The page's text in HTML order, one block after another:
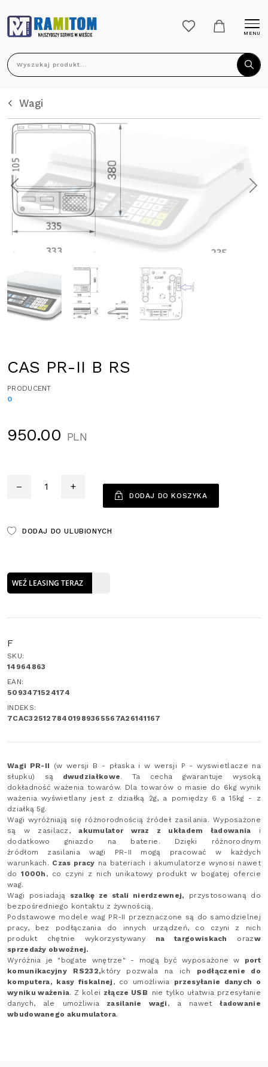
Wyszukaj produkt...
MENU
Wagi
CAS PR-II B RS
PRODUCENT
0
950.00 PLN
– +
DODAJ DO KOSZYKA
DODAJ DO ULUBIONYCH
WEŹ LEASING TERAZ
F
SKU:
14964863
EAN:
5093471524174
INDEKS:
7CAC3251278401989365567A26141167
Wagi PR-II (w wersji B - płaska i w wersji P - wyswietlacze na
słupku) są
dwudziałkowe. Ta cecha gwarantuje wysoką
dokładność ważenia towarów. Dla towarów o masie do 6kg wynik
ważenia wyświetlany jest z działką 2g, a pomiędzy 6 a 15kg - z
działką 5g.
Wagi wyróżniają się różnorodnością źródeł zasilania. Wyposażone
są w zasilacz,akumulator wraz z układem ładowania i
dodatkowo gniazdo na baterie. Dzięki różnorodnym
źródłom zasilania wagi PR-II mogą pracować w każdych
warunkach. Czas pracy na bateriach i akumulatorze wynosi nawet
do1000h , co czyni z nich unikatowy produkt w bogatej ofercie
wag.
Wagi posiadają szalkę ze stali nierdzewnej,
przystosowaną do
bezpośredniego kontaktu z żywnością.
Podstawowe modele wag PR-II przeznaczone są do samodzielnej
pracy, bez podłączania do innych urządzeń, co czyni z nich
produkt chętnie wykorzystywany na targowiskach orazw
sprzedaży obwoźnej.
Wyróżnia je "bogate wnętrze" - mogą być wyposażone w port
komunikacyjny
RS232, który pozwala na ich
podłączenie do
komputera, kasy fiskalnej , co umożliwia przesyłanie danych o
wyniku ważenia. Z kolei złącze USB nie tylko ułatwia przesyłanie
danych, ale umożliwia zasilanie wagi , a nawetładowanie
wbudowanego akumulatora.